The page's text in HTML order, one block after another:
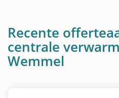
Recente
centrale
Wemmel